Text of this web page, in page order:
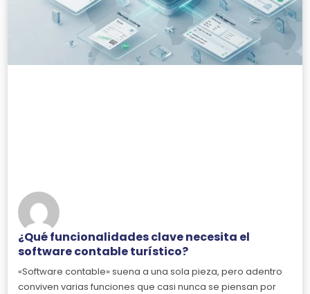
¿Qué funcionalidades clave necesita el
software contable turístico?
«Software contable» suena a una sola pieza, pero adentro
conviven varias funciones que casi nunca se piensan por